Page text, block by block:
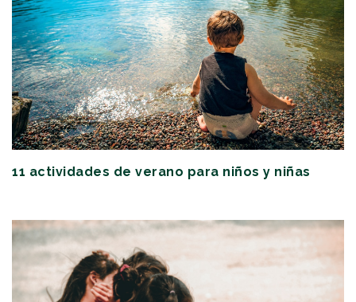
11 actividades de verano para niños y niñas